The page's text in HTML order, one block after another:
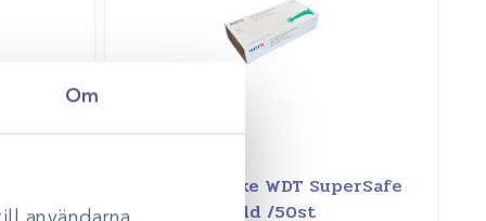
Om
Rektalhandske WDT SuperSafe
med axelskydd /50st